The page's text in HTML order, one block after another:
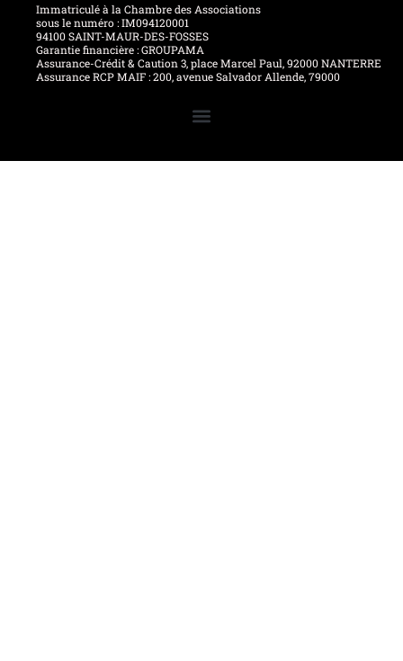
Immatriculé à la Chambre des Associations
sous le numéro : IM094120001
94100 SAINT-MAUR-DES-FOSSES
Garantie financière : GROUPAMA
Assurance-Crédit & Caution 3, place Marcel Paul, 92000 NANTERRE
Assurance RCP MAIF : 200, avenue Salvador Allende, 79000